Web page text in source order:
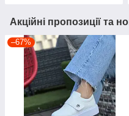
Акційні пропозиції та
–67%